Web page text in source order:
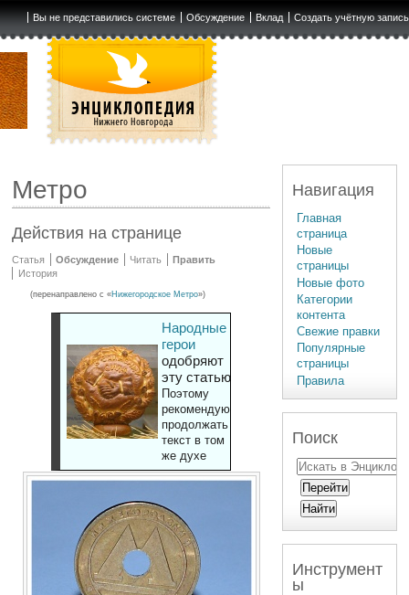
Вы не представились системе Обсуждение Вклад Создать учётную запись
Метро
Действия на странице
Статья Обсуждение Читать
Править
История
(перенаправлено с «Нижегородское Метро»)
Народные
герои
одобряют
эту статью
Поэтому
рекомендуют
продолжать
текст в том
же духе
Навигация
Главная
страница
Новые
страницы
Новые фото
Категории
контента
Свежие правки
Популярные
страницы
Правила
Поиск
Инструмент
ы